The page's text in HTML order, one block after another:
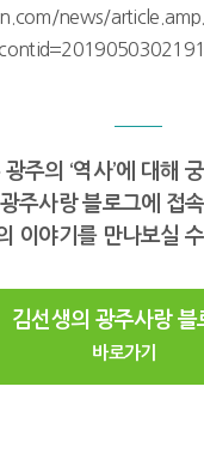
news/
주의 ‘역사’에 대해
주사랑 블로그에 접
이야기를 만나보실
김선생의 광주사랑 블
바로가기